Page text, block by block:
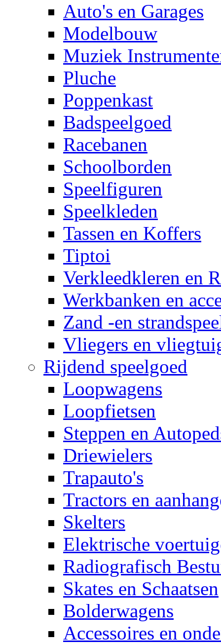
Auto's en Garages
Modelbouw
Muziek
Pluche
Poppenkast
Badspeelgoed
Racebanen
Schoolborden
Speelfiguren
Speelkleden
Tassen en Koffers
Tiptoi
Verkleedkleren en
Werkbanken en
Zand -en
Vliegers en
Rijdend speelgoed
Loopwagens
Loopfietsen
Steppen en
Driewielers
Trapauto's
Tractors en
Skelters
Elektrische
Radiografisch
Skates en Schaatsen
Bolderwagens
Accessoires en